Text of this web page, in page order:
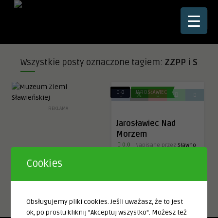
☰
Wszystkie posty oznaczone tagiem: ZZPP i S
REKLAMA
0 JAROSŁAWIEC
Jarosławiec Nad
Morzem
0.0 Napisane przez Sławno
7 lat temu 0
Cookies
Obsługujemy pliki cookies. Jeśli uważasz, że to jest
ok, po prostu kliknij "Akceptuj wszystko". Możesz też